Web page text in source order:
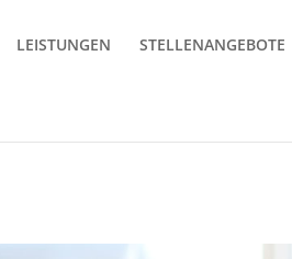
LEISTUNGEN STELLENANGEBOTE